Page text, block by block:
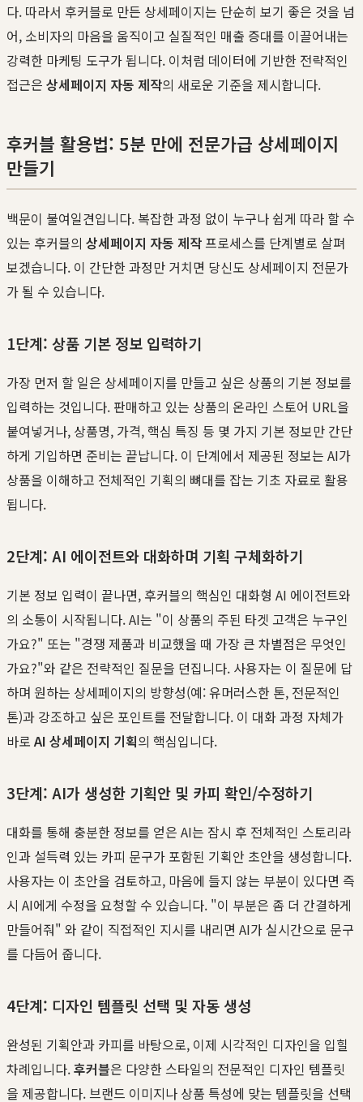
다. 따라서 후커블로 만든 상세페이지는 단순히 보기 좋은 것을 넘
어, 소비자의 마음을 움직이고 실질적인 매출 증대를 이끌어내는
강력한 마케팅 도구가 됩니다. 이처럼 데이터에 기반한 전략적인
접근은 상세페이지 자동 제작의 새로운 기준을 제시합니다.
후커블 활용법: 5분 만에 전문가급 상세페이지
만들기
백문이 불여일견입니다. 복잡한 과정 없이 누구나 쉽게 따라 할 수
있는 후커블의 상세페이지 자동 제작프로세스를 단계별로 살펴
보겠습니다. 이 간단한 과정만 거치면 당신도 상세페이지 전문가
가 될 수 있습니다.
1단계: 상품 기본 정보 입력하기
가장 먼저 할 일은 상세페이지를 만들고 싶은 상품의 기본 정보를
입력하는 것입니다. 판매하고 있는 상품의 온라인 스토어 URL을
붙여넣거나, 상품명, 가격, 핵심 특징 등 몇 가지 기본 정보만 간단
하게 기입하면 준비는 끝납니다. 이 단계에서 제공된 정보는 AI가
상품을 이해하고 전체적인 기획의 뼈대를 잡는 기초 자료로 활용
됩니다.
2단계: AI 에이전트와 대화하며 기획 구체화하기
기본 정보 입력이 끝나면, 후커블의 핵심인 대화형 AI 에이전트와
의 소통이 시작됩니다. AI는 "이 상품의 주된 타겟 고객은 누구인
가요?" 또는 "경쟁 제품과 비교했을 때 가장 큰 차별점은 무엇인
가요?"와 같은 전략적인 질문을 던집니다. 사용자는 이 질문에 답
하며 원하는 상세페이지의 방향성(예: 유머러스한 톤, 전문적인
톤)과 강조하고 싶은 포인트를 전달합니다. 이 대화 과정 자체가
바로 AI 상세페이지 기획의 핵심입니다.
3단계: AI가 생성한 기획안 및 카피 확인/수정하기
대화를 통해 충분한 정보를 얻은 AI는 잠시 후 전체적인 스토리라
인과 설득력 있는 카피 문구가 포함된 기획안 초안을 생성합니다.
사용자는 이 초안을 검토하고, 마음에 들지 않는 부분이 있다면 즉
시 AI에게 수정을 요청할 수 있습니다. "이 부분은 좀 더 간결하게
만들어줘" 와 같이 직접적인 지시를 내리면 AI가 실시간으로 문구
를 다듬어 줍니다.
4단계: 디자인 템플릿 선택 및 자동 생성
완성된 기획안과 카피를 바탕으로, 이제 시각적인 디자인을 입힐
차례입니다.후커블은 다양한 스타일의 전문적인 디자인 템플릿
을 제공합니다. 브랜드 이미지나 상품 특성에 맞는 템플릿을 선택